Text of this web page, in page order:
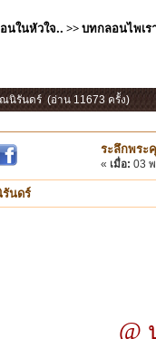
นในหัวใจ.. >>บทกลอนไพเร
นิรันดร์ (อ่าน 11673 ครั้ง)
ระลึกพระ
« เมื่อ: 03
นดร์
@